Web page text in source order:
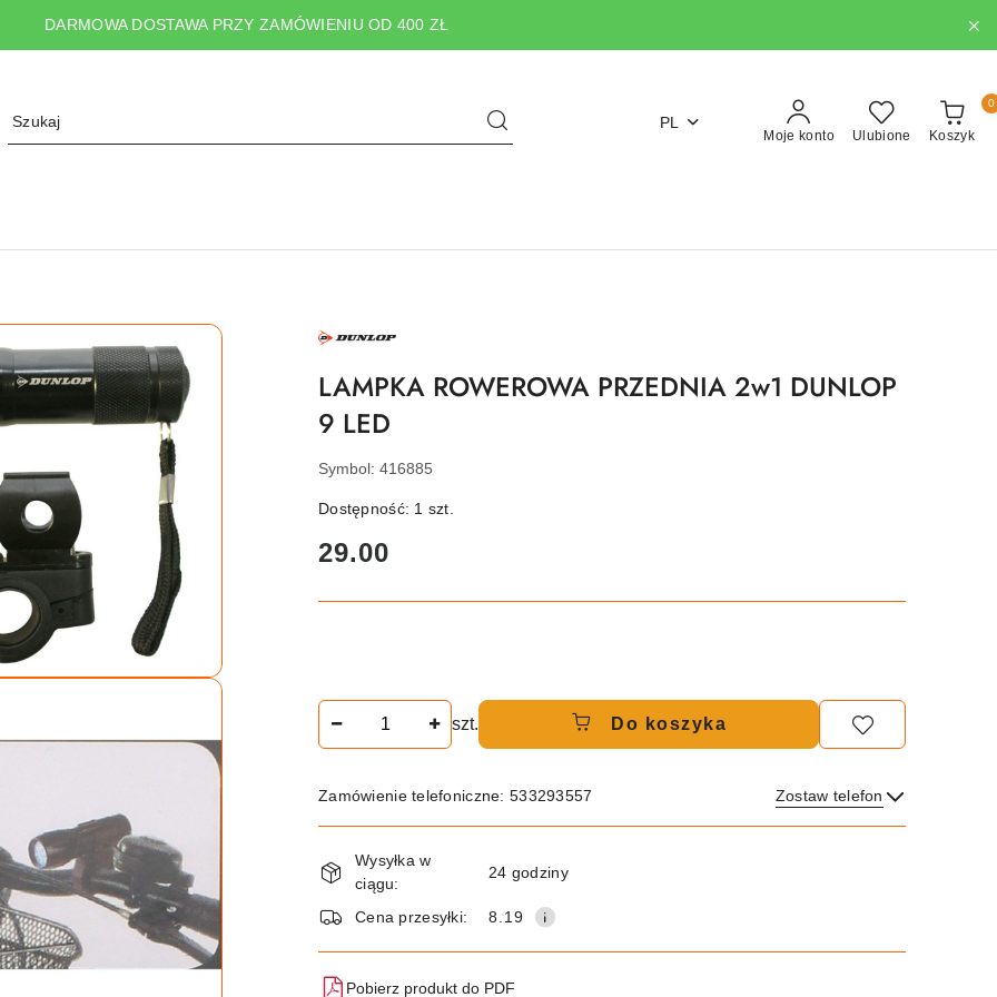
DARMOWA DOSTAWA PRZY ZAMÓWIENIU OD 400 ZŁ
PL
Moje konto Ulubione Koszyk
0
NAZWA
PRODUCENTA:
LAMPKA ROWEROWA PRZEDNIA 2w1 DUNLOP
9 LED
Symbol: 416885
Dostępność: 1 szt.
cena:
29.00
szt. Do koszyka
Zamówienie telefoniczne: 533293557 Zostaw telefon
Wyślij
Dostępność
i
dostawa
Wysyłka w
ciągu:
24 godziny
Cena przesyłki: 8.19
Pobierz produkt do PDF